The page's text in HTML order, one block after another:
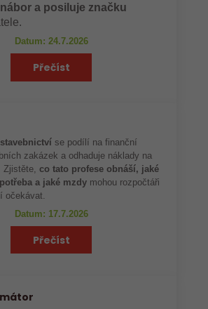
a posiluje značku
Datum: 24.7.2026
Přečíst
se podílí na finanční
zakázek a odhaduje náklady na
Zjistěte,co tato profese obnáší, jaké
a jaké mzdy mohou rozpočtáři
očekávat.
Datum: 17.7.2026
Přečíst